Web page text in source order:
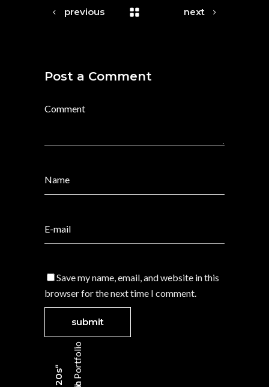
previous next
Post a Comment
Save my name, email, and website in this
browser for the next time I comment.
Portfolio